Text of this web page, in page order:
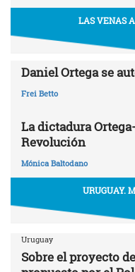
LAS VENAS
Daniel Ortega se
Frei Betto
La dictadura
Revolución
Mónica Baltodano
URUGUAY.
Uruguay
Sobre el proyecto